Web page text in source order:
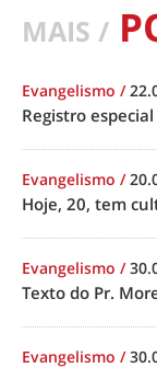
MAIS /
Evangelismo /
Registro
Evangelismo /
Hoje, 20, tem
Evangelismo /
Texto do Pr.
Evangelismo /